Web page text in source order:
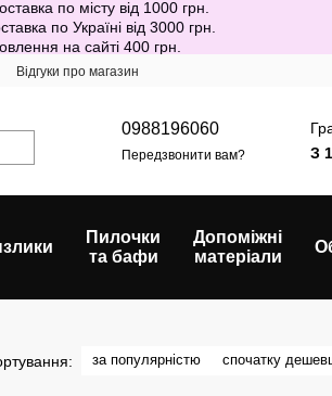
по місту від 1000 грн.
по Україні від 3000 грн.
на сайті 400 грн.
Відгуки про магазин
0988196060
Передзвонити вам?
З
Пилочки
та бафи
Допоміжні
матеріали
за популярністю спочатку